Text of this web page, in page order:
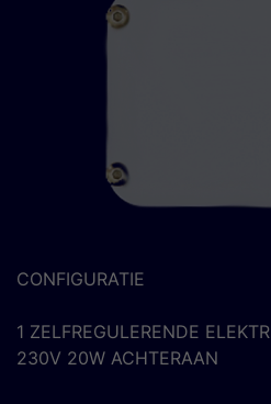
CONFIGURATIE
1 ZELFREGULERENDE
230V 20W ACHTERAAN